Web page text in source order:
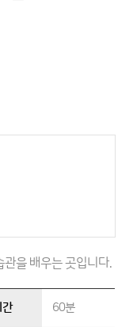
을 배우는 곳입니다.
간 60분